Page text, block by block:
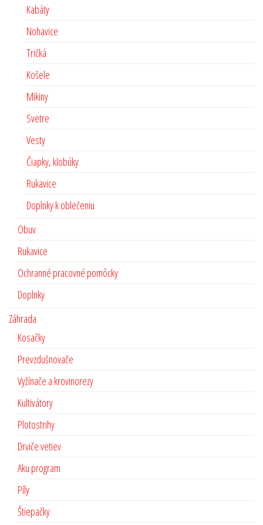
Kabáty
Nohavice
Tričká
Košele
Mikiny
Svetre
Vesty
Čiapky, klobúky
Rukavice
Doplnky k oblečeniu
Obuv
Rukavice
Ochranné pracovné pomôcky
Doplnky
Záhrada
Kosačky
Prevzdušnovače
Vyžínače a krovinorezy
Kultivátory
Plotostrihy
Drviče vetiev
Aku program
Píly
Štiepačky